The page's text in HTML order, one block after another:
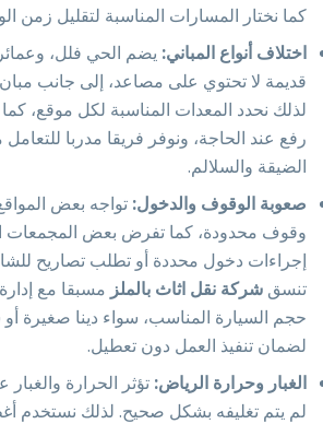
كما نختار المسارات المناسبة لتقليل زمن
اختلاف أنواع المباني: يضم الحي فلل،
قديمة لا تحتوي على مصاعد، إلى جانب مبان
لذلك نحدد المعدات المناسبة لكل موقع،
رفع عند الحاجة، ونوفر فريقا مدربا
الضيقة والسلالم.
صعوبة الوقوف والدخول: تواجه بعض
وقوف محدودة، كما تفرض بعض المجمعات
إجراءات دخول محددة أو تطلب تصاريح
تنسق شركة نقل اثاث بالملز مسبقا مع
حجم السيارة المناسب، سواء دينا صغيرة أو
لضمان تنفيذ العمل دون تعطيل.
الغبار وحرارة الرياض: تؤثر الحرارة والغبار
لم يتم تغليفه بشكل صحيح. لذلك نستخدم